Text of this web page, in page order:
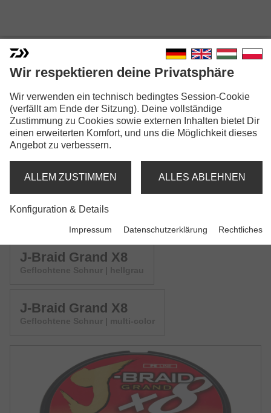
J-BRAID GRAND X8
Modellausführungen: 4
J-Braid Grand X8
J-Braid Grand X8
J-Braid Grand X8
Geflochtene Schnur | hellgrau
J-Braid Grand X8
Geflochtene Schnur | multi-color
Wir respektieren deine Privatsphäre
Wir verwenden ein technisch bedingtes Session-Cookie
(verfällt am Ende der Sitzung). Deine vollständige
Zustimmung zu Cookies sowie externen Inhalten bietet Dir
einen erweiterten Komfort, und uns die Möglichkeit dieses
Angebot zu verbessern.
ALLEM ZUSTIMMEN ALLES ABLEHNEN
Konfiguration & Details
Impressum Datenschutzerklärung Rechtliches